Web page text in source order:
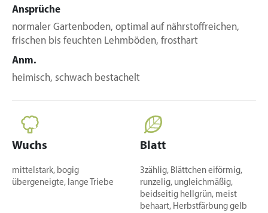
Ansprüche
normaler Gartenboden, optimal auf nährstoffreichen,
frischen bis feuchten Lehmböden, frosthart
Anm.
heimisch, schwach bestachelt
Wuchs
mittelstark, bogig
übergeneigte, lange Triebe
Blatt
3zählig, Blättchen eiförmig,
runzelig, ungleichmäßig,
beidseitig hellgrün, meist
behaart, Herbstfärbung gelb